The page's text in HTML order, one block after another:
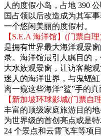
人的度假小岛，占地 390
国占领以后改造成为其军
一个悠闲美丽的度假村。
【S.E.A 海洋馆】(门票自理
是拥有世界最大海洋观景
录。海洋馆最引人瞩目的
大水族观景窗，让访客能
迷人的海洋世界，与鬼蝠
离一窥这些海洋“鲨”手的真
【新加坡环球影城(门票自理
丰富的顶级家庭旅游目的
为世界级的首创亮点或是
24 个景点和云霄飞车等项